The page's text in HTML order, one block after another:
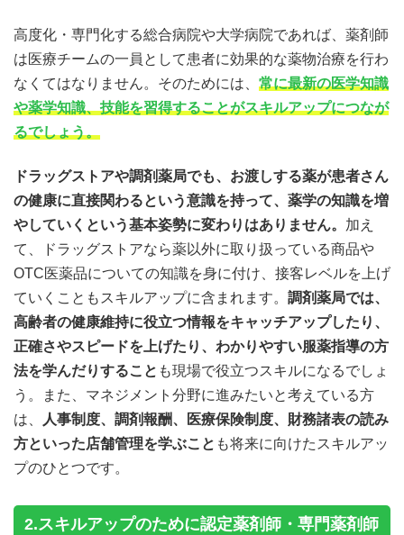
高度化・専門化する総合病院や大学病院であれば、薬剤師
は医療チームの一員として患者に効果的な薬物治療を行わ
なくてはなりません。そのためには、 常に最新の医学知識
や薬学知識、技能を習得することがスキルアップにつなが
るでしょう。
ドラッグストアや調剤薬局でも、お渡しする薬が患者さん
の健康に直接関わるという意識を持って、薬学の知識を増
やしていくという基本姿勢に変わりはありません。 加え
て、ドラッグストアなら薬以外に取り扱っている商品や
OTC医薬品についての知識を身に付け、接客レベルを上げ
ていくこともスキルアップに含まれます。 調剤薬局では、
高齢者の健康維持に役立つ情報をキャッチアップしたり、
正確さやスピードを上げたり、わかりやすい服薬指導の方
法を学んだりすること も現場で役立つスキルになるでしょ
う。また、マネジメント分野に進みたいと考えている方
は、
人事制度、調剤報酬、医療保険制度、財務諸表の読み
方といった店舗管理を学ぶこと も将来に向けたスキルアッ
プのひとつです。
2.スキルアップのために認定薬剤師・専門薬剤師